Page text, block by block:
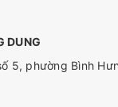
DUNG
5, phường Bình